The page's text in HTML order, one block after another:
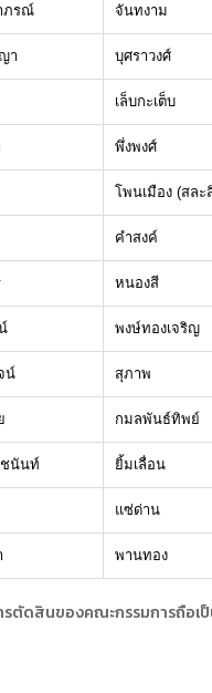
ภรณ์ จันทงาม
า บุศราวงศ์
เล็บกะเต็บ
พึ่งพงศ์
โพนเมือง (สละ
คำสงค์
หนองสี
พงษ์ทองเจริญ
น์ สุภาพ
กมลพันธ์ทิพย์
นันท์ ยิ้มเลื่อน
แซ่ด่าน
พานทอง
รตัดสินของคณะกรรมการถือเ